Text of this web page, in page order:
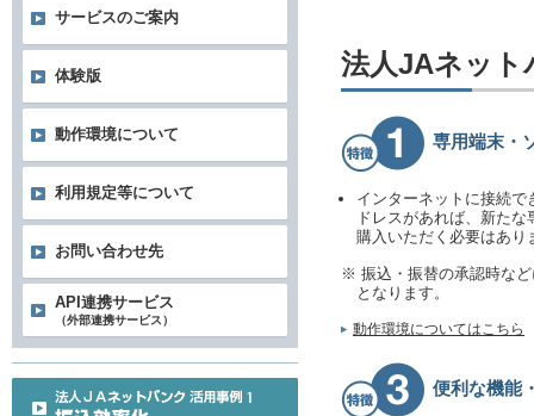
法人JAネット
専用端末・
インターネットに接続
ドレスがあれば、新た
購入いただく必要はあり
※ 振込・振替の承認時な
となります。
動作環境についてはこちら
便利な機能
サービスのご案内
体験版
動作環境について
利用規定等について
お問い合わせ先
API連携サービス
（外部連携サービス）